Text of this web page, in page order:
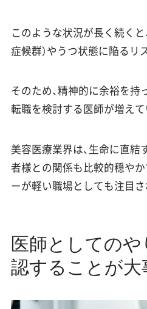
このような状況が長く続くと
症候群）やうつ状態に陥るリ
そのため、精神的に余裕を
転職を検討する医師が増えて
美容医療業界は、生命に直結
者様との関係も比較的穏や
ーが軽い職場としても注目さ
医師としての
認することが大